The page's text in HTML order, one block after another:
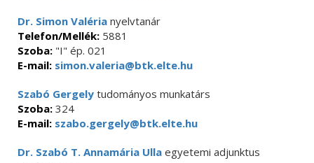
Dr. Simon Valéria nyelvtanár
Telefon/Mellék: 5881
Szoba: "I" ép. 021
E-mail: simon.valeria@btk.elte.hu
Szabó Gergely tudományos munkatárs
Szoba: 324
E-mail: szabo.gergely@btk.elte.hu
Dr. Szabó T. Annamária Ulla egyetemi adjunktus